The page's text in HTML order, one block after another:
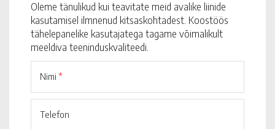
Oleme tänulikud kui teavitate meid avalike liinide
kasutamisel ilmnenud kitsaskohtadest. Koostöös
tähelepanelike kasutajatega tagame võimalikult
meeldiva teeninduskvaliteedi.
Nimi *
Telefon